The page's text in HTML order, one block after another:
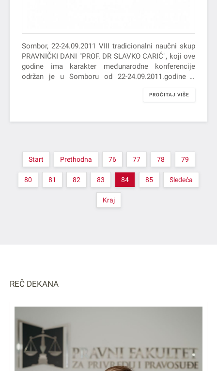
Sombor, 22-24.09.2011 VIII tradicionalni naučni skup
PRAVNIČKI DANI "PROF. DR SLAVKO CARIĆ", koji ove
godine ima karakter međunarodne konferencije
održan je u Somboru od 22-24.09.2011.godine u
PROČITAJ VIŠE
Start Prethodna 76 77 78 79
80 81 82 83 84 85 Sledeća
Kraj
REČ DEKANA